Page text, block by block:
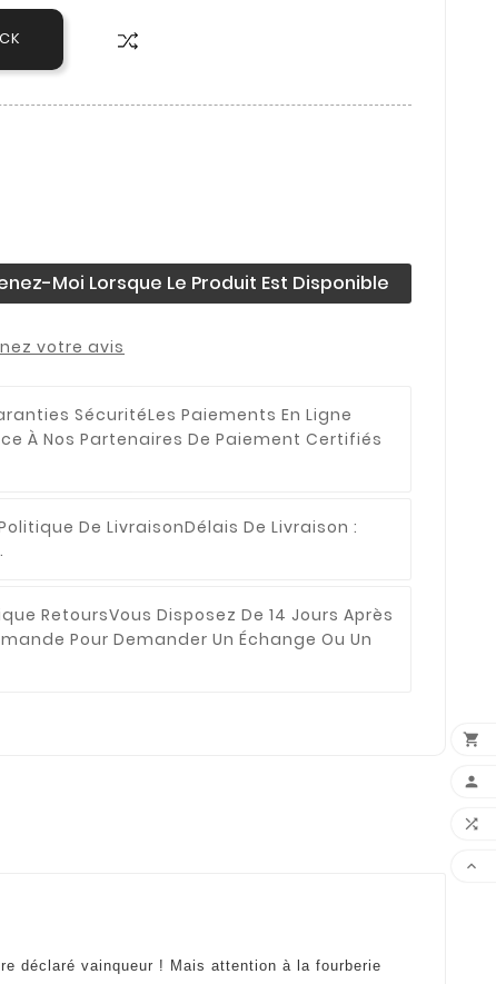
Moi Lorsque Le Produit Est Disponible
votre avis
SécuritéLes Paiements En Ligne
À Nos Partenaires De Paiement Certifiés
De LivraisonDélais De Livraison :
RetoursVous Disposez De 14 Jours Après
Pour Demander Un Échange Ou Un
déclaré vainqueur ! Mais attention à la fourberie



